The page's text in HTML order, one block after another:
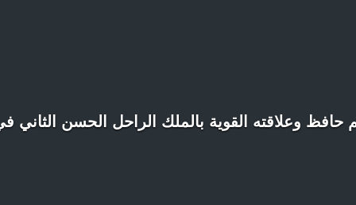
حافظ وعلاقته القوية بالملك الراحل الحسن الثاني في 6